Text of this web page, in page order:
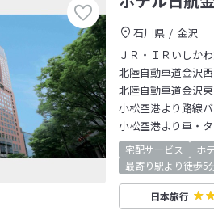
石川県
金沢
ＪＲ・ＩＲいしか
北陸自動車道金沢
北陸自動車道金沢
小松空港より路線
小松空港より車・
宅配サービス ホ
最寄り駅より徒歩5
日本旅行